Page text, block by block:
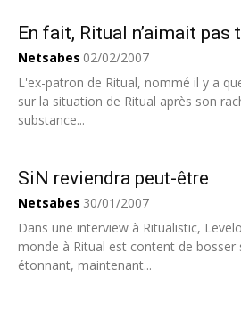
En fait, Ritual n’aimait pas
Netsabes 02/02/2007
L'ex-patron de Ritual, nommé il y a
sur la situation de Ritual après son
substance...
SiN reviendra peut-être
Netsabes 30/01/2007
Dans une interview à Ritualistic,
monde à Ritual est content de bosser
étonnant, maintenant...